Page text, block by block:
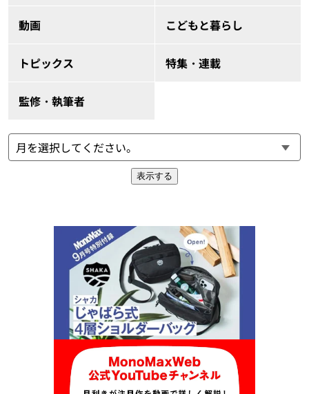
動画 こどもと暮らし
トピックス 特集・連載
監修・執筆者
表示する